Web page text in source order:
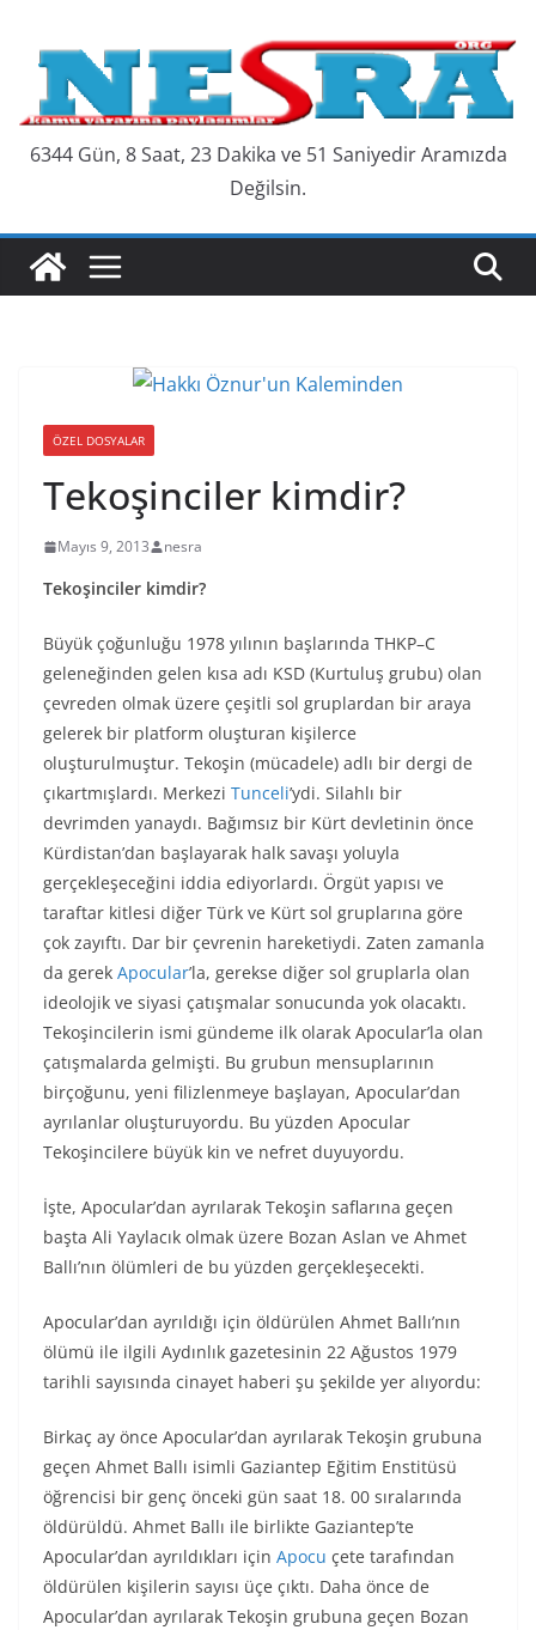
content
6344 Gün, 8 Saat, 23 Dakika ve 51 Saniyedir Aramızda
Değilsin.
ÖZEL DOSYALAR
Tekoşinciler kimdir?
Mayıs 9, 2013 nesra
Tekoşinciler kimdir?
Büyük çoğunluğu 1978 yılının başlarında THKP–C
geleneğinden gelen kısa adı KSD (Kurtuluş grubu) olan
çevreden olmak üzere çeşitli sol gruplardan bir araya
gelerek bir platform oluşturan kişilerce
oluşturulmuştur. Tekoşin (mücadele) adlı bir dergi de
çıkartmışlardı. Merkezi Tunceli’ydi. Silahlı bir
devrimden yanaydı. Bağımsız bir Kürt devletinin önce
Kürdistan’dan başlayarak halk savaşı yoluyla
gerçekleşeceğini iddia ediyorlardı. Örgüt yapısı ve
taraftar kitlesi diğer Türk ve Kürt sol gruplarına göre
çok zayıftı. Dar bir çevrenin hareketiydi. Zaten zamanla
da gerek Apocular’la, gerekse diğer sol gruplarla olan
ideolojik ve siyasi çatışmalar sonucunda yok olacaktı.
Tekoşincilerin ismi gündeme ilk olarak Apocular’la olan
çatışmalarda gelmişti. Bu grubun mensuplarının
birçoğunu, yeni filizlenmeye başlayan, Apocular’dan
ayrılanlar oluşturuyordu. Bu yüzden Apocular
Tekoşincilere büyük kin ve nefret duyuyordu.
İşte, Apocular’dan ayrılarak Tekoşin saflarına geçen
başta Ali Yaylacık olmak üzere Bozan Aslan ve Ahmet
Ballı’nın ölümleri de bu yüzden gerçekleşecekti.
Apocular’dan ayrıldığı için öldürülen Ahmet Ballı’nın
ölümü ile ilgili Aydınlık gazetesinin 22 Ağustos 1979
tarihli sayısında cinayet haberi şu şekilde yer alıyordu:
Birkaç ay önce Apocular’dan ayrılarak Tekoşin grubuna
geçen Ahmet Ballı isimli Gaziantep Eğitim Enstitüsü
öğrencisi bir genç önceki gün saat 18. 00 sıralarında
öldürüldü. Ahmet Ballı ile birlikte Gaziantep’te
Apocular’dan ayrıldıkları için Apocu çete tarafından
öldürülen kişilerin sayısı üçe çıktı. Daha önce de
Apocular’dan ayrılarak Tekoşin grubuna geçen Bozan